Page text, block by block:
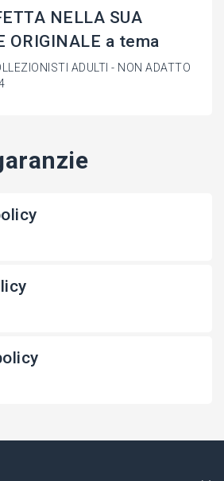
NELLA SUA
ORIGINALE a tema
ADULTI - NON ADATTO